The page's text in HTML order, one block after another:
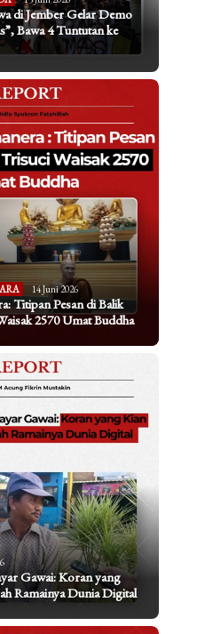
di Jember Gelar Demo
Bawa 4 Tuntutan ke
14 Juni 2026
Titipan Pesan di Balik
2570 Umat Buddha
Gawai: Koran yang
Ramainya Dunia Digital